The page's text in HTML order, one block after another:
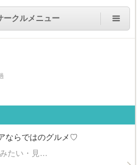
ークルメニュー
ならではのグルメ♡
たい・見…